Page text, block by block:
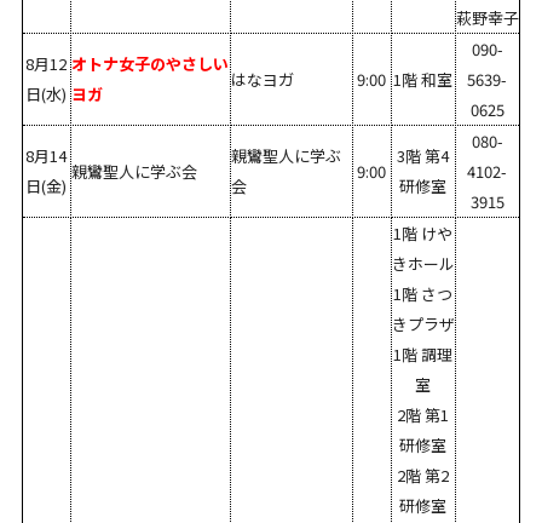
萩野幸子
8月12
日(水)
オトナ女子のやさしい
ヨガ
はなヨガ 9:00 1階 和室
090-
5639-
0625
8月14
日(金)
親鸞聖人に学ぶ会
親鸞聖人に学ぶ
会
9:00
3階 第4
研修室
080-
4102-
3915
1階 けや
きホール
1階 さつ
きプラザ
1階 調理
室
2階 第1
研修室
2階 第2
研修室